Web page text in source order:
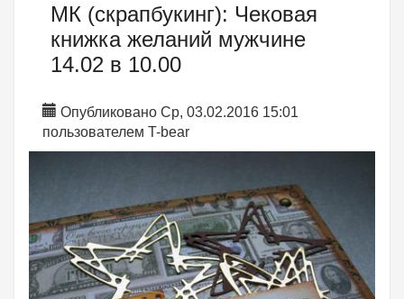
МК (скрапбукинг): Чековая
книжка желаний мужчине
14.02 в 10.00
Опубликовано Ср, 03.02.2016 15:01
пользователем T-bear